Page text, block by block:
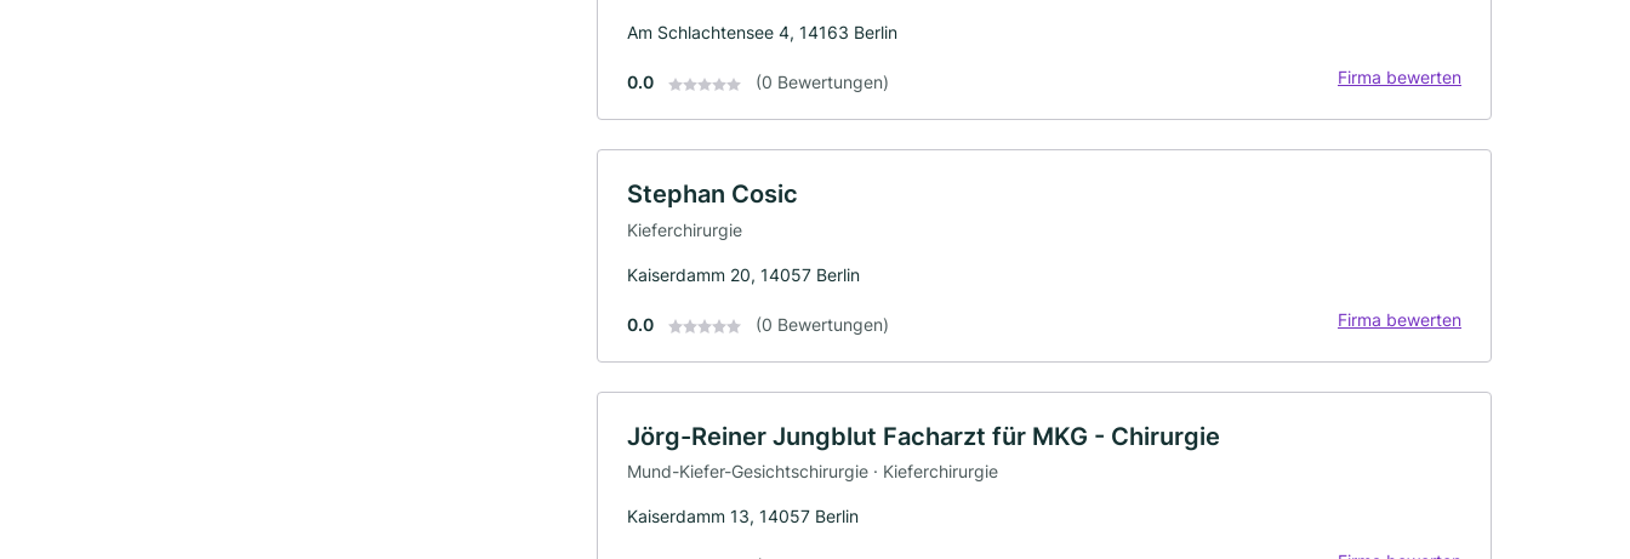
Am Schlachtensee 4, 14163 Berlin
0.0 (0 Bewertungen) Firma bewerten
Stephan Cosic
Kieferchirurgie
Kaiserdamm 20, 14057 Berlin
0.0 (0 Bewertungen) Firma bewerten
Jörg-Reiner Jungblut Facharzt für MKG - Chirurgie
Mund-Kiefer-Gesichtschirurgie · Kieferchirurgie
Kaiserdamm 13, 14057 Berlin